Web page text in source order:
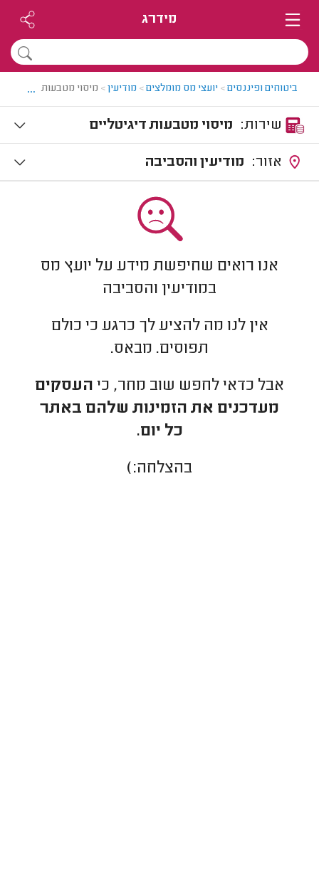
מידרג
ביטוחים ופיננסים> יועצי מס מומלצים> מודיעין> מיסוי מטבעות ...
מיסוי מטבעות דיגיטליים
מודיעין והסביבה
אנו רואים שחיפשת מידע על יועץ מס
במודיעין והסביבה
אין לנו מה להציע לך כרגע כי כולם
תפוסים. מבאס.
אבל כדאי לחפש שוב מחר, כי העסקים
מעדכנים את הזמינות שלהם באתר
כל יום.
בהצלחה:)